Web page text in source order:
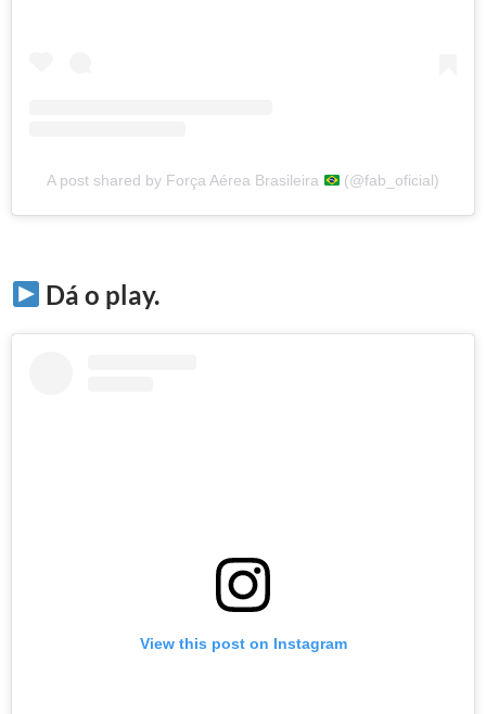
A post shared by Força Aérea Brasileira (@fab_oficial)
Dá o play.
View this post on Instagram